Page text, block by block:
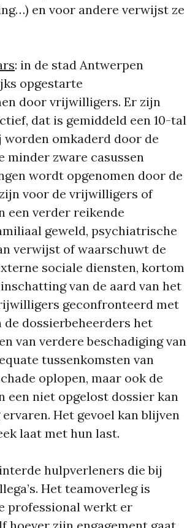
en voor andere verwijst ze
: in de stad Antwerpen
opgestarte
door vrijwilligers. Er zijn
dat is gemiddeld een 10-tal
worden omkaderd door de
minder zware casussen
wordt opgenomen door de
voor de vrijwilligers of
een verder reikende
geweld, psychiatrische
verwijst of waarschuwt de
sociale diensten, kortom
van de aard van het
geconfronteerd met
de dossierbeheerders het
van verdere beschadiging van
tussenkomsten van
oplopen, maar ook de
niet opgelost dossier kan
Het gevoel kan blijven
laat met hun last.
hulpverleners die bij
Het teamoverleg is
professional werkt er